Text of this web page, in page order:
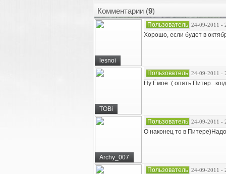
Комментарии (9)
lesnoi
Пользователь 24-09-2011 -
Хорошо, если будет в
TOBi
Пользователь 24-09-2011 -
Ну Ёмое :( опять
Archy_007
Пользователь 24-09-2011 -
О наконец то в
Пользователь 24-09-2011 -